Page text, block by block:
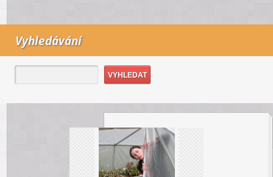
Vyhledávání